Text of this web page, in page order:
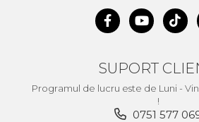
SUPORT
Programul de lucru este de Luni -
!
0751 577